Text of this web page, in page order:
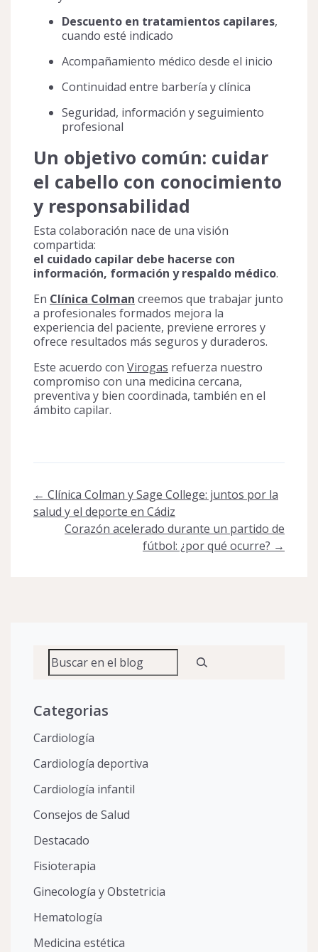
Descuento en tratamientos capilares,
cuando esté indicado
Acompañamiento médico desde el inicio
Continuidad entre barbería y clínica
Seguridad, información y seguimiento
profesional
Un objetivo común: cuidar
el cabello con conocimiento
y responsabilidad
Esta colaboración nace de una visión
compartida:
el cuidado capilar debe hacerse con
información, formación y respaldo médico.
En Clínica Colman creemos que trabajar junto
a profesionales formados mejora la
experiencia del paciente, previene errores y
ofrece resultados más seguros y duraderos.
Este acuerdo con Virogas refuerza nuestro
compromiso con una medicina cercana,
preventiva y bien coordinada, también en el
ámbito capilar.
Post
navigation
← Clínica Colman y Sage College: juntos por la
salud y el deporte en Cádiz
Corazón acelerado durante un partido de
fútbol: ¿por qué ocurre? →
Buscar
Categorias
Cardiología
Cardiología deportiva
Cardiología infantil
Consejos de Salud
Destacado
Fisioterapia
Ginecología y Obstetricia
Hematología
Medicina estética